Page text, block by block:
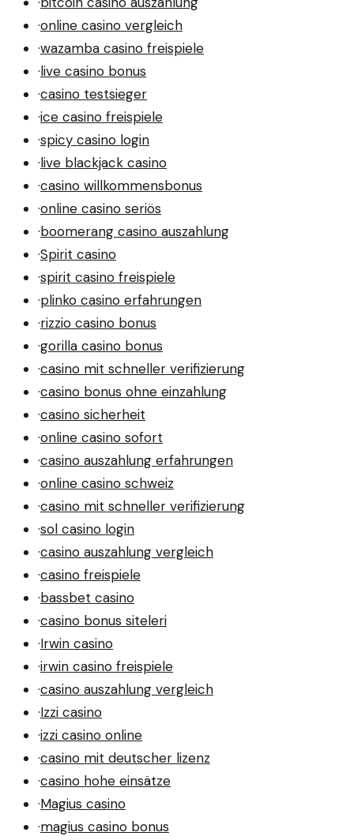
·online casino vergleich
·wazamba casino freispiele
·live casino bonus
·casino testsieger
·ice casino freispiele
·spicy casino login
·live blackjack casino
·casino willkommensbonus
·online casino seriös
·boomerang casino auszahlung
·Spirit casino
·spirit casino freispiele
·plinko casino erfahrungen
·rizzio casino bonus
·gorilla casino bonus
·casino mit schneller verifizierung
·casino bonus ohne einzahlung
·casino sicherheit
·online casino sofort
·casino auszahlung erfahrungen
·online casino schweiz
·casino mit schneller verifizierung
·sol casino login
·casino auszahlung vergleich
·casino freispiele
·bassbet casino
·casino bonus siteleri
·Irwin casino
·irwin casino freispiele
·casino auszahlung vergleich
·Izzi casino
·izzi casino online
·casino mit deutscher lizenz
·casino hohe einsätze
·Magius casino
·magius casino bonus